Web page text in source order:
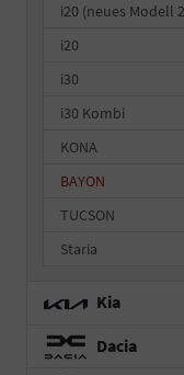
i20 (neues Modell
i20
i30
i30 Kombi
KONA
BAYON
TUCSON
Staria
Kia
Dacia